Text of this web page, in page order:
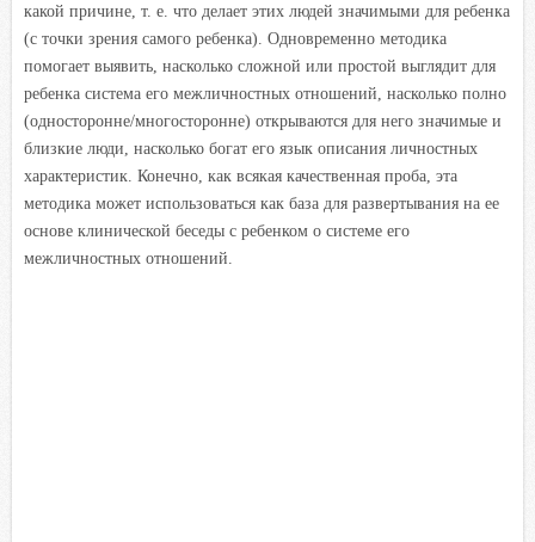
какой причине, т. е. что делает этих людей значимыми для ребенка
(с точки зрения самого ребенка). Одновременно методика
помогает выявить, насколько сложной или простой выглядит для
ребенка система его межличностных отношений, насколько полно
(односторонне/многосторонне) открываются для него значимые и
близкие люди, насколько богат его язык описания личностных
характеристик. Конечно, как всякая качественная проба, эта
методика может использоваться как база для развертывания на ее
основе клинической беседы с ребенком о системе его
межличностных отношений.